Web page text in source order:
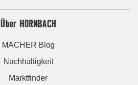
Über HORNBACH
MACHER Blog
Nachhaltigkeit
Marktfinder